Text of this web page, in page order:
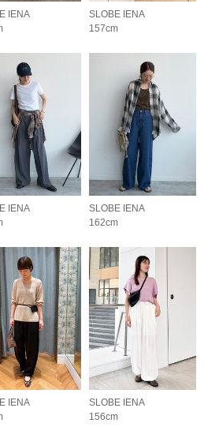
IENA
SLOBE IENA
157cm
IENA
SLOBE IENA
162cm
IENA
SLOBE IENA
156cm